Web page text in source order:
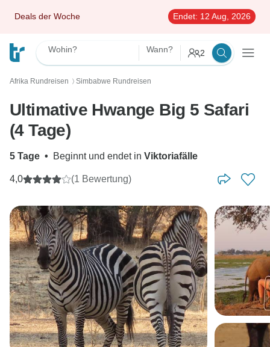
Deals der Woche Endet: 12 Aug, 2026
Wohin? Wann? 2
Afrika Rundreisen 〉 Simbabwe Rundreisen
Ultimative Hwange Big 5 Safari
(4 Tage)
5 Tage • Beginnt und endet in Viktoriafälle
4,0 (1 Bewertung)